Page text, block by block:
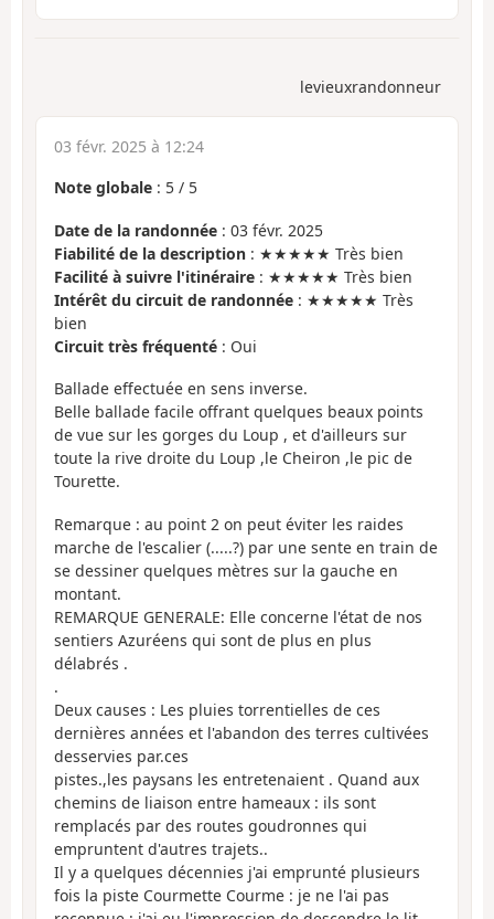
levieuxrandonneur
03 févr. 2025 à 12:24
Note globale : 5 / 5
Date de la randonnée : 03 févr. 2025
Fiabilité de la description : ★★★★★ Très bien
Facilité à suivre l'itinéraire : ★★★★★ Très bien
Intérêt du circuit de randonnée : ★★★★★ Très
bien
Circuit très fréquenté : Oui
Ballade effectuée en sens inverse.
Belle ballade facile offrant quelques beaux points
de vue sur les gorges du Loup , et d'ailleurs sur
toute la rive droite du Loup ,le Cheiron ,le pic de
Tourette.
Remarque : au point 2 on peut éviter les raides
marche de l'escalier (.....?) par une sente en train de
se dessiner quelques mètres sur la gauche en
montant.
REMARQUE GENERALE: Elle concerne l'état de nos
sentiers Azuréens qui sont de plus en plus
délabrés .
.
Deux causes : Les pluies torrentielles de ces
dernières années et l'abandon des terres cultivées
desservies par.ces
pistes.,les paysans les entretenaient . Quand aux
chemins de liaison entre hameaux : ils sont
remplacés par des routes goudronnes qui
empruntent d'autres trajets..
Il y a quelques décennies j'ai emprunté plusieurs
fois la piste Courmette Courme : je ne l'ai pas